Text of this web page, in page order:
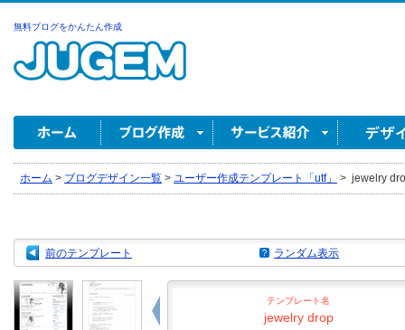
無料ブログをかんたん作成
ホーム > ブログデザイン一覧 > ユーザー作成テンプレート「utf」 > jewelry
前のテンプレート ランダム表示
テンプレート名
jewelry drop